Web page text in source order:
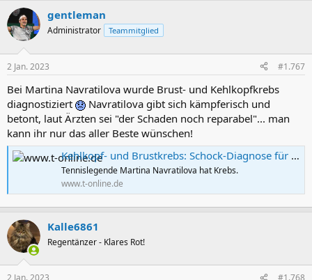
gentleman
Administrator Teammitglied
2 Jan. 2023 #1.767
Bei Martina Navratilova wurde Brust- und Kehlkopfkrebs
diagnostiziert
Navratilova gibt sich kämpferisch und
betont, laut Ärzten sei "der Schaden noch reparabel"... man
kann ihr nur das aller Beste wünschen!
Kehlkopf- und Brustkrebs: Schock-Diagnose für Tennis-Legende Martina Navratilova
Tennislegende Martina Navratilova hat Krebs.
www.t-online.de
Kalle6861
Regentänzer - Klares Rot!